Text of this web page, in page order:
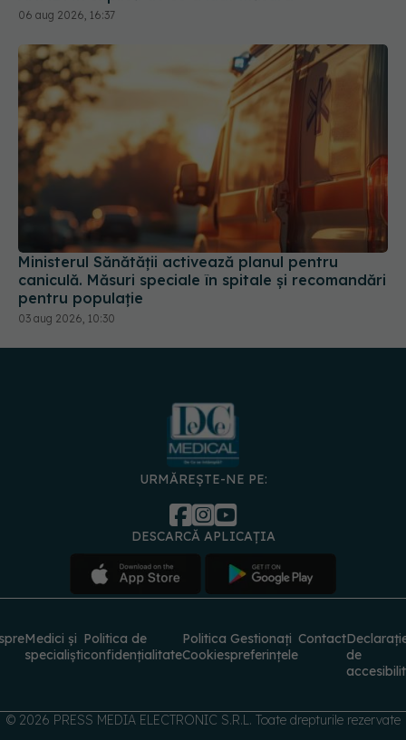
06 aug 2026, 16:37
Ministerul Sănătății activează planul pentru
caniculă. Măsuri speciale în spitale și recomandări
pentru populație
03 aug 2026, 10:30
URMĂREȘTE-NE PE:
DESCARCĂ APLICAȚIA
Medici și
specialiști
Politica de
confidențialitate
Politica
Cookies
Gestionați
preferințele
Contact
de
© 2026 PRESS MEDIA ELECTRONIC S.R.L. Toate drepturile rezervate